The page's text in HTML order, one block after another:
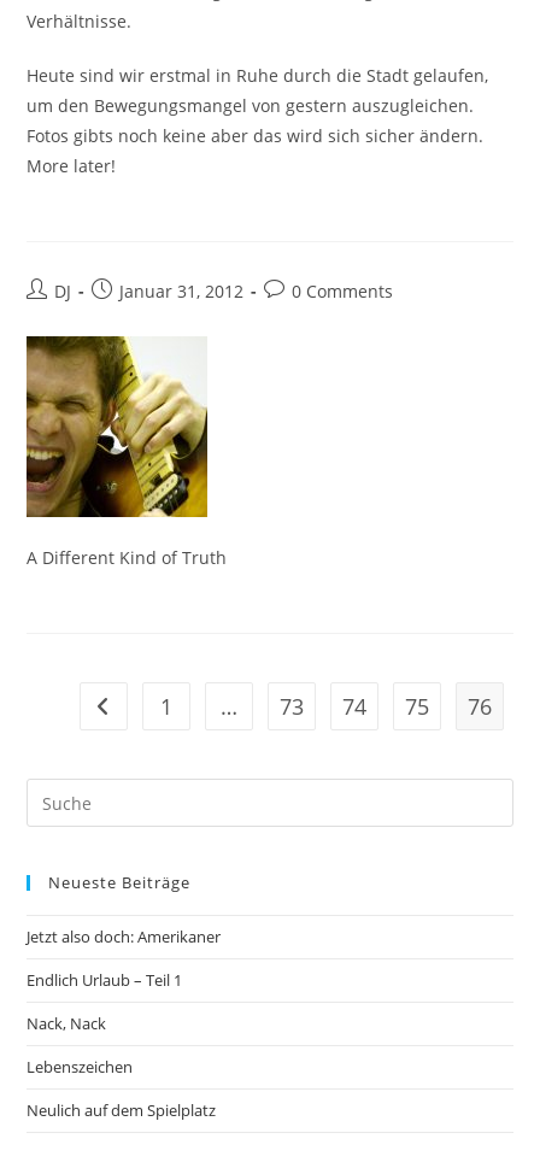
Verhältnisse.
Heute sind wir erstmal in Ruhe durch die Stadt gelaufen,
um den Bewegungsmangel von gestern auszugleichen.
Fotos gibts noch keine aber das wird sich sicher ändern.
More later!
Beitrags-
DJ
BeitragJanuar 31, 2012
Beitrags-
0 Comments
A Different Kind of Truth
Gehe zur vorherigen Seite
1 … 73 74 75 76
Neueste Beiträge
Jetzt also doch: Amerikaner
Endlich Urlaub – Teil 1
Nack, Nack
Lebenszeichen
Neulich auf dem Spielplatz